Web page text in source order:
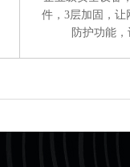
件，3层加固，让
防护功能